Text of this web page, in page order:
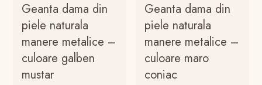
Geanta dama din
piele naturala
manere metalice –
culoare galben
mustar
Geanta dama din
piele naturala
manere metalice –
culoare maro
coniac